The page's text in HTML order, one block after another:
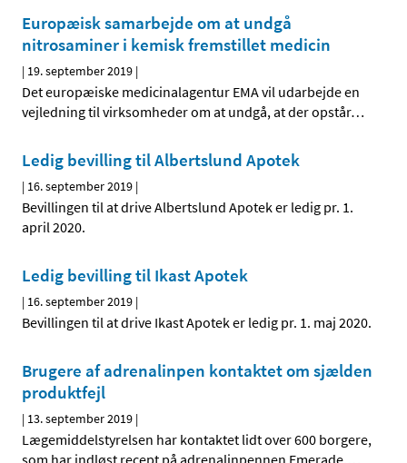
Europæisk samarbejde om at undgå
nitrosaminer i kemisk fremstillet medicin
| 19. september 2019 |
Det europæiske medicinalagentur EMA vil udarbejde en
vejledning til virksomheder om at undgå, at der opstår…
Ledig bevilling til Albertslund Apotek
| 16. september 2019 |
Bevillingen til at drive Albertslund Apotek er ledig pr. 1.
april 2020.
Ledig bevilling til Ikast Apotek
| 16. september 2019 |
Bevillingen til at drive Ikast Apotek er ledig pr. 1. maj 2020.
Brugere af adrenalinpen kontaktet om sjælden
produktfejl
| 13. september 2019 |
Lægemiddelstyrelsen har kontaktet lidt over 600 borgere,